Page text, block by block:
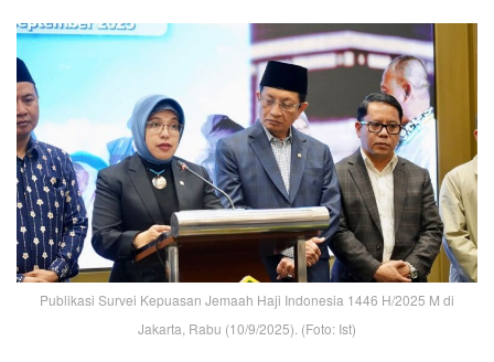
Publikasi Survei Kepuasan Jemaah Haji Indonesia 1446 H/2025 M di
Jakarta, Rabu (10/9/2025). (Foto: Ist)